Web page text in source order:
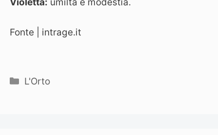
Fonte | intrage.it
Categorie
L'Orto